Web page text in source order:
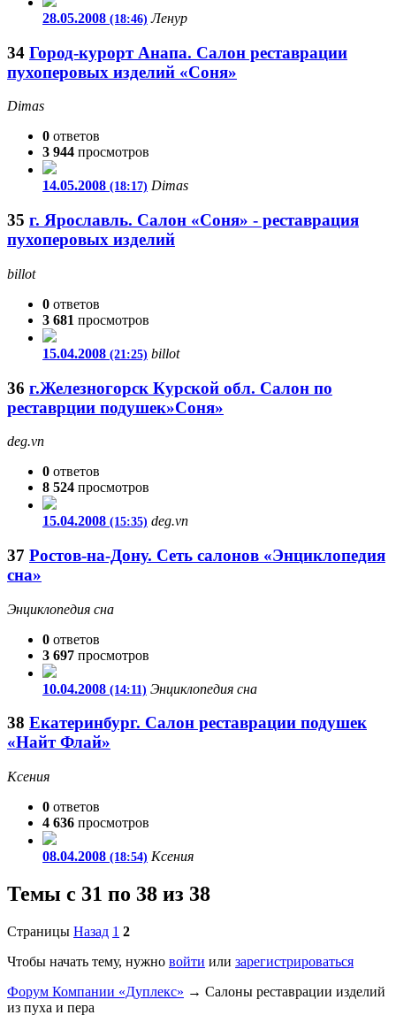
28.05.2008 (18:46) Ленур
34 Город-курорт Анапа. Салон реставрации
пухоперовых изделий «Соня»
Dimas
0 ответов
3 944 просмотров
14.05.2008 (18:17) Dimas
35 г. Ярославль. Салон «Соня» - реставрация
пухоперовых изделий
billot
0 ответов
3 681 просмотров
15.04.2008 (21:25) billot
36 г.Железногорск Курской обл. Салон по
реставрции подушек»Соня»
deg.vn
0 ответов
8 524 просмотров
15.04.2008 (15:35) deg.vn
37 Ростов-на-Дону. Сеть салонов «Энциклопедия
сна»
Энциклопедия сна
0 ответов
3 697 просмотров
10.04.2008 (14:11) Энциклопедия сна
38 Екатеринбург. Салон реставрации подушек
«Найт Флай»
Ксения
0 ответов
4 636 просмотров
08.04.2008 (18:54) Ксения
Темы с 31 по 38 из 38
Страницы Назад 1 2
Чтобы начать тему, нужно войти или зарегистрироваться
Форум Компании «Дуплекс» → Салоны реставрации изделий
из пуха и пера